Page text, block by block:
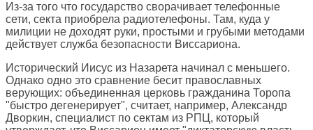
Из-за того что государство сворачивает телефонные
сети, секта приобрела радиотелефоны. Там, куда у
милиции не доходят руки, простыми и грубыми методами
действует служба безопасности Виссариона.
Исторический Иисус из Назарета начинал с меньшего.
Однако одно это сравнение бесит православных
верующих: объединенная церковь гражданина Торопа
"быстро дегенерирует", считает, например, Александр
Дворкин, специалист по сектам из РПЦ, который